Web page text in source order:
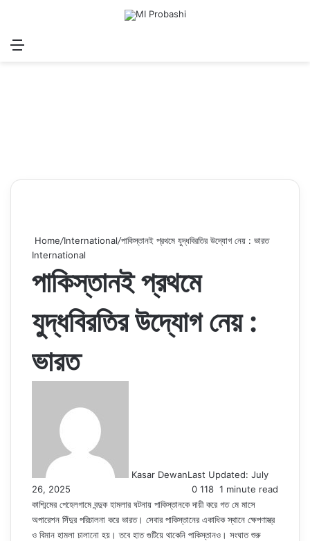
Menu
Home/International/পাকিস্তানই প্রথমে যুদ্ধবিরতির উদ্যোগ নেয় : ভারত
International
পাকিস্তানই প্রথমে
যুদ্ধবিরতির উদ্যোগ নেয় :
ভারত
Kasar DewanLast Updated: July
26, 2025
0 118 1 minute read
কাশ্মিমের পেহেলগামে বন্দুক হামলার ঘটনায় পাকিস্তানকে দায়ী করে গত মে মাসে
অপারেশন সিঁদুর পরিচালনা করে ভারত। সেবার পাকিস্তানের একাধিক স্থানে ক্ষেপণাস্ত্র
ও বিমান হামলা চালানো হয়। তবে হাত গুটিয়ে থাকেনি পাকিস্তানও। সংঘাত শুরু